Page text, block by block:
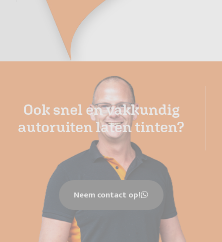
Ook snel en vakkundig
autoruiten laten tinten?
Neem contact op!